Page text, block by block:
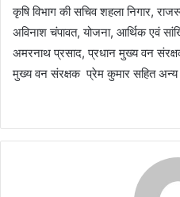
कृषि विभाग की सचिव शहला निगार,
अविनाश चंपावत, योजना, आर्थिक एवं
अमरनाथ प्रसाद, प्रधान मुख्य वन
मुख्य वन संरक्षक प्रेम कुमार सहित अन्य